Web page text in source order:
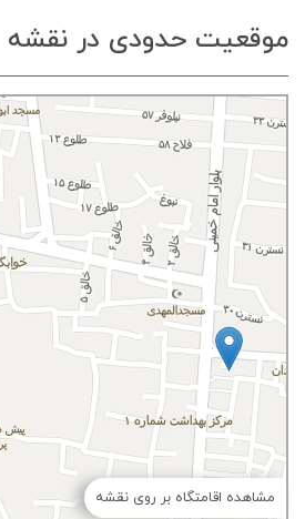
موقعیت حدودی در نقشه
مشاهده اقامتگاه بر روی نقشه